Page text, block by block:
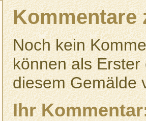
Kommentare
Noch kein
können als
diesem Gemälde
Ihr